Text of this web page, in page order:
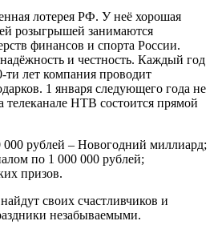
лотерея РФ. У неё хорошая
розыгрышей занимаются
финансов и спорта России.
и честность. Каждый год
ти лет компания проводит
1 января следующего года не
телеканале НТВ состоится прямой
000 рублей – Новогодний миллиард;
по 1 000 000 рублей;
призов.
своих счастливчиков и
незабываемыми.